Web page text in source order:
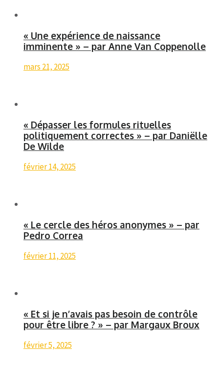
« Une expérience de naissance
imminente » – par Anne Van Coppenolle
mars 21, 2025
« Dépasser les formules rituelles
politiquement correctes » – par Daniëlle
De Wilde
février 14, 2025
« Le cercle des héros anonymes » – par
Pedro Correa
février 11, 2025
« Et si je n’avais pas besoin de contrôle
pour être libre ? » – par Margaux Broux
février 5, 2025